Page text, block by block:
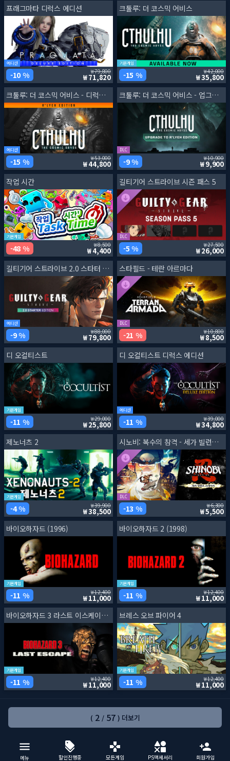
프래그마타 디럭스 에디션
에디션
10 % 79,800
71,820
크툴루: 더 코스믹 어비스
기본게임
15 % 42,000
35,800
크툴루: 더 코스믹 어비스 - 디럭스 에디션
에디션
15 % 53,000
44,800
크툴루: 더 코스믹 어비스 - 업그레이드 투 르뤼에 에디션
DLC
9 % 10,900
9,900
작업 시간
기본게임
48 % 8,500
4,400
길티기어 스트라이브 시즌 패스 5
DLC
5 % 27,500
26,000
길티기어 스트라이브 2.0 스타터 에디션
에디션
9 % 88,000
79,800
스타필드 - 테란 아르마다
DLC
21 % 10,800
8,500
디 오컬티스트
기본게임
11 % 29,000
25,800
디 오컬티스트 디럭스 에디션
에디션
11 % 39,000
34,800
제노너츠 2
기본게임
4 % 39,900
38,500
시노비: 복수의 참격 - 세가 빌런즈 스테이지
DLC
13 % 6,300
5,500
바이오하자드 (1996)
기본게임
11 % 12,400
11,000
바이오하자드 2 (1998)
기본게임
11 % 12,400
11,000
바이오하자드 3 라스트 이스케이프 (1999)
기본게임
11 % 12,400
11,000
브레스 오브 파이어 4
기본게임
11 % 12,400
11,000
( 2 / 57 ) 더보기
메뉴 할인진행중 모든게임 PS액세서리 회원가입